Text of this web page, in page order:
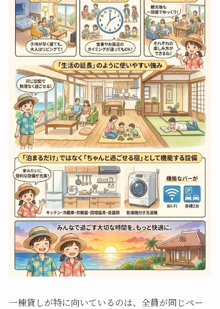
一棟貸しが特に向いているのは、全員が同じペー